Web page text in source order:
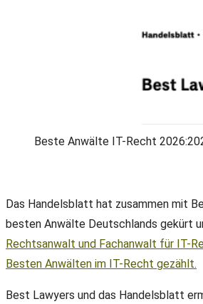
Beste Anwälte IT-Recht
Das Handelsblatt hat zusammen mit
besten Anwälte Deutschlands gekürt
Rechtsanwalt und Fachanwalt für IT-
Besten Anwälten im IT-Recht gezählt.
Best Lawyers und das Handelsblatt